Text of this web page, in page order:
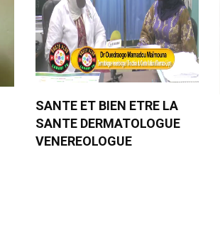
SANTE ET BIEN ETRE LA
SANTE DERMATOLOGUE
VENEREOLOGUE